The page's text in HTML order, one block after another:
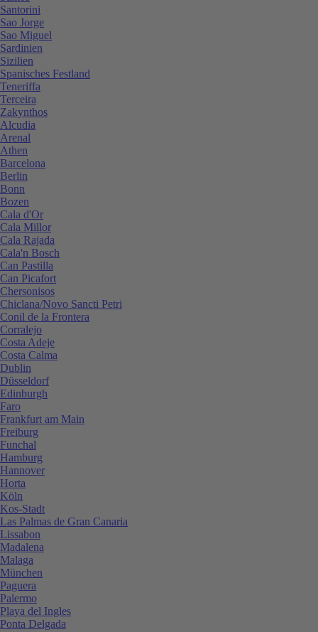
Santorini
Sao Jorge
Sao Miguel
Sardinien
Sizilien
Spanisches Festland
Teneriffa
Terceira
Zakynthos
Alcudia
Arenal
Athen
Barcelona
Berlin
Bonn
Bozen
Cala d'Or
Cala Millor
Cala Rajada
Cala'n Bosch
Can Pastilla
Can Picafort
Chersonisos
Chiclana/Novo Sancti Petri
Conil de la Frontera
Corralejo
Costa Adeje
Costa Calma
Dublin
Düsseldorf
Edinburgh
Faro
Frankfurt am Main
Freiburg
Funchal
Hamburg
Hannover
Horta
Köln
Kos-Stadt
Las Palmas de Gran Canaria
Lissabon
Madalena
Malaga
München
Paguera
Palermo
Playa del Ingles
Ponta Delgada